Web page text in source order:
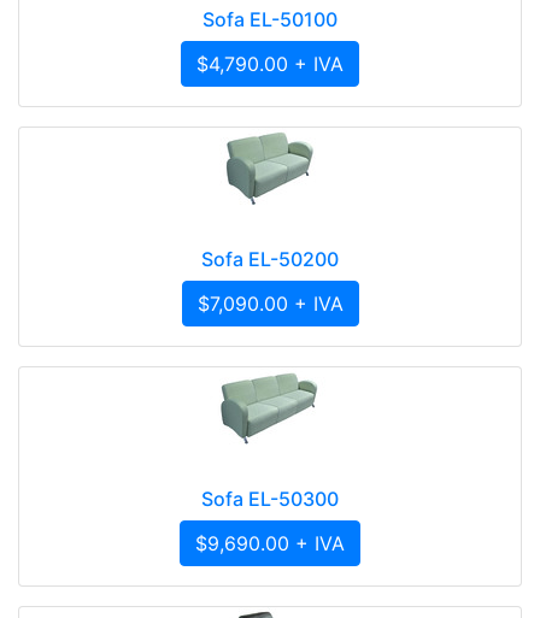
Sofa EL-50100
$4,790.00 + IVA
Sofa EL-50200
$7,090.00 + IVA
Sofa EL-50300
$9,690.00 + IVA